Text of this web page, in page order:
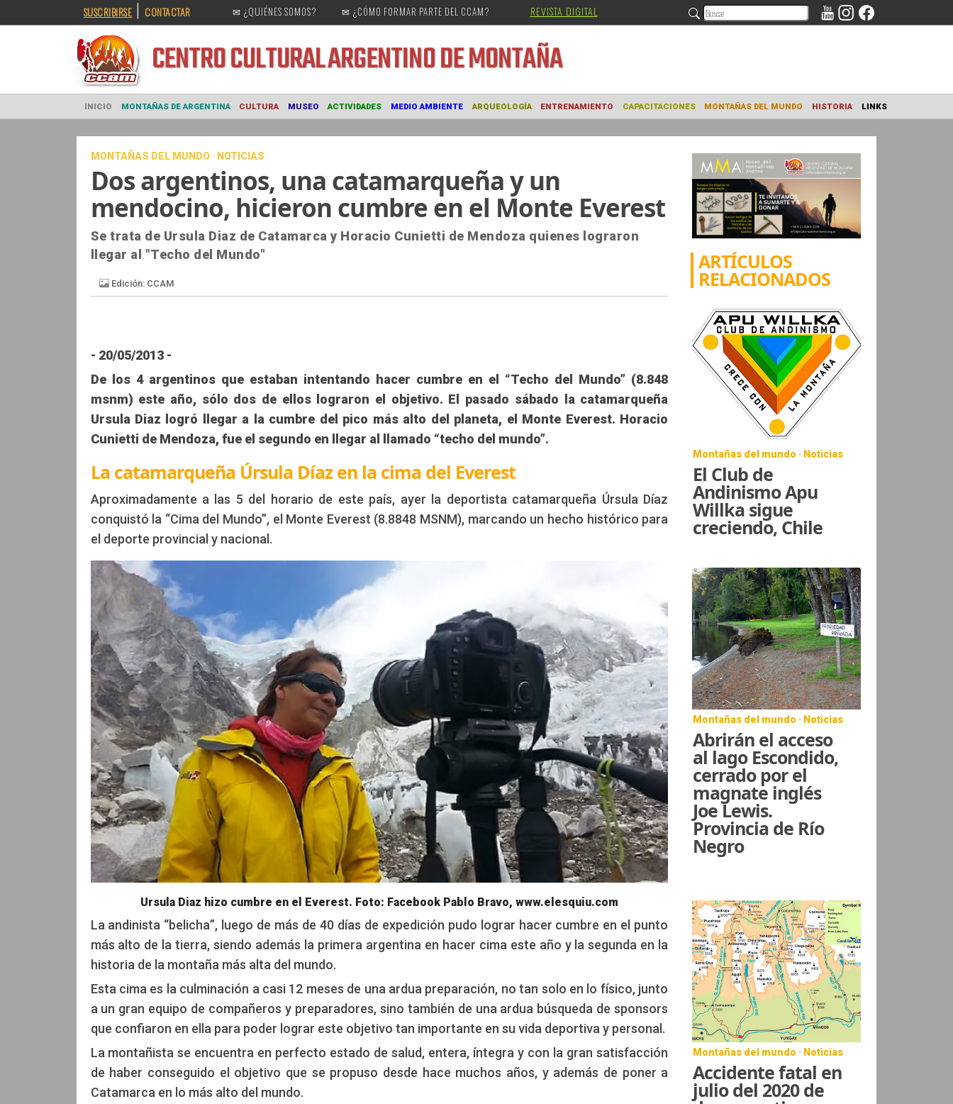
SUSCRIBIRSE | CONTACTAR ✉ ¿QUIÉNES SOMOS? ✉ ¿CÓMO FORMAR PARTE DEL CCAM? REVISTA DIGITAL
CENTRO CULTURALARGENTINO DE MONTAÑA
INICIO MONTAÑAS DE ARGENTINA CULTURA MUSEO ACTIVIDADES MEDIO AMBIENTE ARQUEOLOGÍA ENTRENAMIENTO CAPACITACIONES MONTAÑAS DEL MUNDO HISTORIA
MONTAÑAS DEL MUNDO · NOTICIAS
Dos argentinos, una catamarqueña y un
mendocino, hicieron cumbre en el Monte Everest
Se trata de Ursula Diaz de Catamarca y Horacio Cunietti de Mendoza quienes lograron
llegar al "Techo del Mundo"
Edición: CCAM
- 20/05/2013 -
De los 4 argentinos que estaban intentando hacer cumbre en el “Techo del Mundo” (8.848
msnm) este año, sólo dos de ellos lograron el objetivo. El pasado sábado la catamarqueña
Ursula Diaz logró llegar a la cumbre del pico más alto del planeta, el Monte Everest. Horacio
Cunietti de Mendoza, fue el segundo en llegar al llamado “techo del mundo”.
La catamarqueña Úrsula Díaz en la cima del Everest
Aproximadamente a las 5 del horario de este país, ayer la deportista catamarqueña Úrsula Díaz
conquistó la “Cima del Mundo”, el Monte Everest (8.8848 MSNM), marcando un hecho histórico para
el deporte provincial y nacional.
Ursula Diaz hizo cumbre en el Everest. Foto: Facebook Pablo Bravo, www.elesquiu.com
La andinista “belicha”, luego de más de 40 días de expedición pudo lograr hacer cumbre en el punto
más alto de la tierra, siendo además la primera argentina en hacer cima este año y la segunda en la
historia de la montaña más alta del mundo.
Esta cima es la culminación a casi 12 meses de una ardua preparación, no tan solo en lo físico, junto
a un gran equipo de compañeros y preparadores, sino también de una ardua búsqueda de sponsors
que confiaron en ella para poder lograr este objetivo tan importante en su vida deportiva y personal.
La montañista se encuentra en perfecto estado de salud, entera, íntegra y con la gran satisfacción
de haber conseguido el objetivo que se propuso desde hace muchos años, y además de poner a
Catamarca en lo más alto del mundo.
ARTÍCULOS
RELACIONADOS
Montañas del mundo · Noticias
El Club de
Andinismo Apu
Willka sigue
creciendo, Chile
Montañas del mundo · Noticias
Abrirán el acceso
al lago Escondido,
cerrado por el
magnate inglés
Joe Lewis.
Provincia de Río
Negro
Montañas del mundo · Noticias
Accidente fatal en
julio del 2020 de